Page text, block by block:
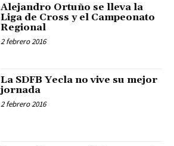
Alejandro Ortuño se lleva la
Liga de Cross y el Campeonato
Regional
2 febrero 2016
La SDFB Yecla no vive su mejor
jornada
2 febrero 2016